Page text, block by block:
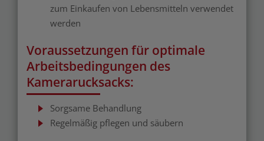
zum Einkaufen von Lebensmitteln verwendet
werden
Voraussetzungen für optimale
Arbeitsbedingungen des
Kamerarucksacks:
Sorgsame Behandlung
Regelmäßig pflegen und säubern